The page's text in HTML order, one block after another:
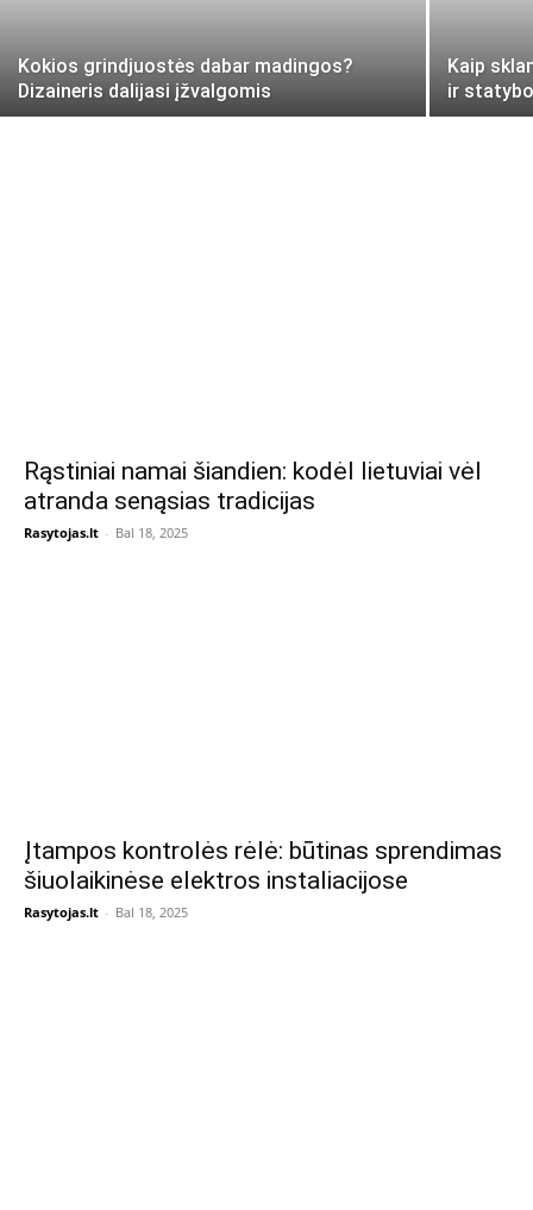
Kokios grindjuostės dabar madingos?
Dizaineris dalijasi įžvalgomis
Kaip
ir
Rąstiniai namai šiandien: kodėl lietuviai vėl
atranda senąsias tradicijas
Rasytojas.lt - Bal 18, 2025
Įtampos kontrolės rėlė: būtinas sprendimas
šiuolaikinėse elektros instaliacijose
Rasytojas.lt - Bal 18, 2025